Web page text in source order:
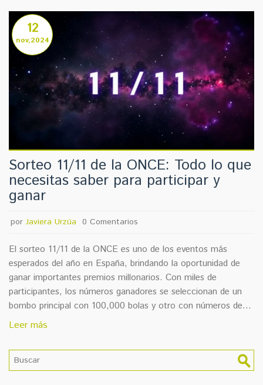
12
nov,2024
Sorteo 11/11 de la ONCE: Todo lo que
necesitas saber para participar y
ganar
por Javiera Urzúa 0 Comentarios
El sorteo 11/11 de la ONCE es uno de los eventos más
esperados del año en España, brindando la oportunidad de
ganar importantes premios millonarios. Con miles de
participantes, los números ganadores se seleccionan de un
bombo principal con 100,000 bolas y otro con números de
serie del 1 al 120. Este artículo ofrece detalles sobre cómo
Leer más